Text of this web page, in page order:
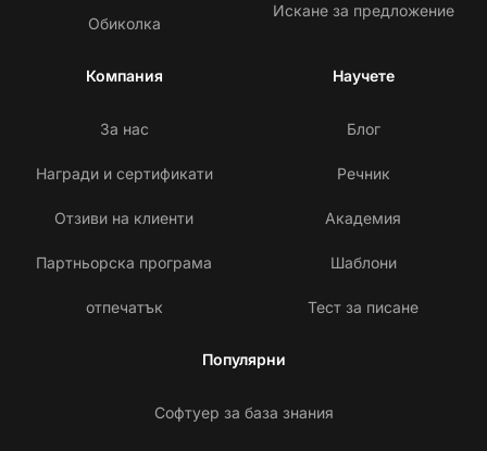
Обиколка
Искане за предложение
Компания
За нас
Награди и сертификати
Отзиви на клиенти
Партньорска програма
отпечатък
Научете
Блог
Речник
Академия
Шаблони
Тест за писане
Популярни
Софтуер за база знания